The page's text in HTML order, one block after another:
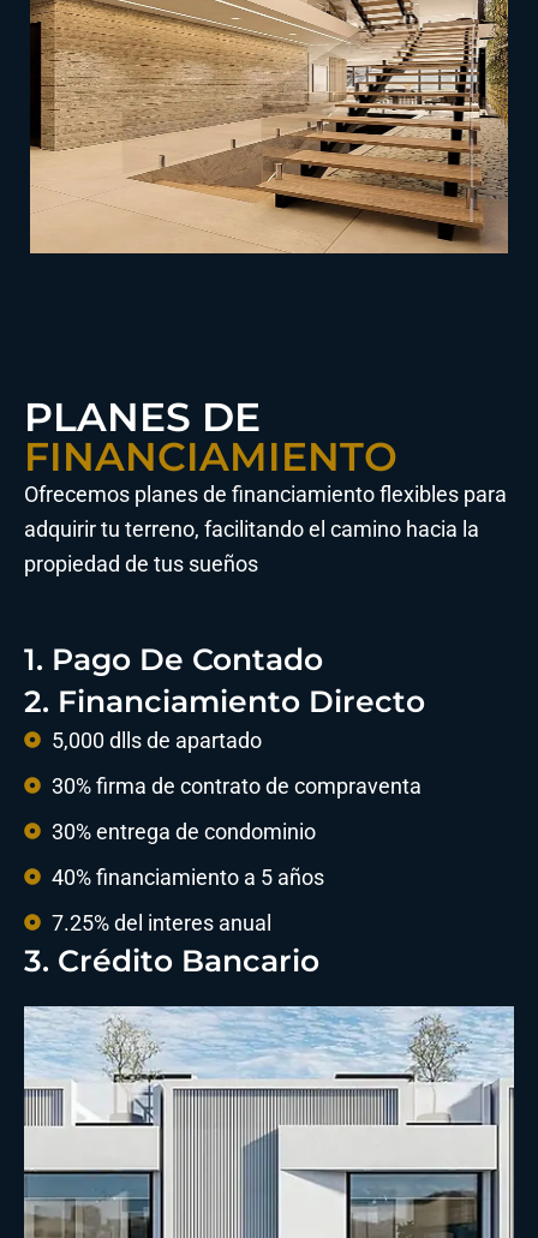
PLANES DE
FINANCIAMIENTO
Ofrecemos planes de financiamiento flexibles para
adquirir tu terreno, facilitando el camino hacia la
propiedad de tus sueños
1. Pago De Contado
2. Financiamiento Directo
5,000 dlls de apartado
30% firma de contrato de compraventa
30% entrega de condominio
40% financiamiento a 5 años
7.25% del interes anual
3. Crédito Bancario